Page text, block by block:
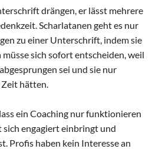
drängen, er lässt mehrere
Scharlatanen geht es nur
zu einer Unterschrift, indem sie
müsse sich sofort entscheiden, weil
sei und sie nur
hätten.
ein Coaching nur funktionieren
sich engagiert einbringt und
Profis haben kein Interesse an